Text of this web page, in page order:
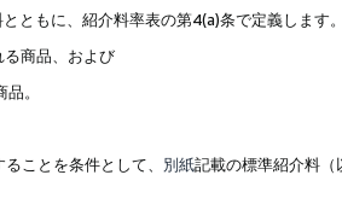
ともに、紹介料率表の第4(a)条で定義します。
商品、および
。
ことを条件として、 別紙記載の標準紹介料（